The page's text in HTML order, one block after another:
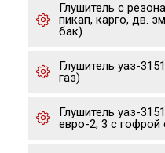
Глушитель с
пикап, карго, дв.
бак)
Глушитель уаз-
газ)
Глушитель уаз-
евро-2, 3 с